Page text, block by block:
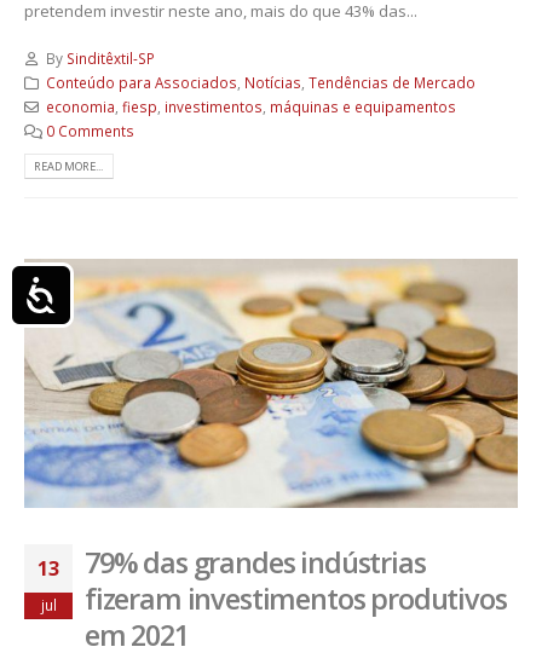
Acessibilidade
pretendem investir neste ano, mais do que 43% das...
By Sinditêxtil-SP
Conteúdo para Associados Notícias Tendências de Mercado
economia fiesp investimentos máquinas e equipamentos
0 Comments
READ MORE...
13
jul
79% das grandes indústrias
fizeram investimentos produtivos
em 2021